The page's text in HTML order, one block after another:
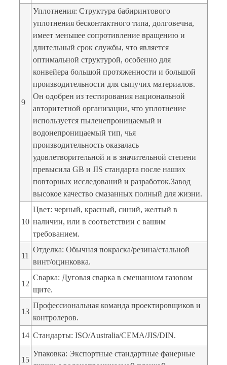
9
Уплотнения: Структура бабиринтового
уплотнения бесконтактного типа, долговечна,
имеет меньшее сопротивление вращению и
длительный срок службы, что является
оптимальной структурой, особенно для
конвейера большой протяженности и большой
производительности для сыпучих материалов.
Он одобрен из тестирования национальной
авторитетной организации, что уплотнение
используется пыленепроницаемый и
водонепроницаемый тип, чья
производительность оказалась
удовлетворительной и в значительной степени
превысила GB и JIS стандарта после наших
повторных исследований и разработок.Завод
высокое качество смазанных полный для жизни.
10
Цвет: черный, красный, синий, желтый в
наличии, или в соответствии с вашим
требованием.
11
Отделка: Обычная покраска/резина/стальной
винт/оцинковка.
12
Сварка: Дуговая сварка в смешанном газовом
щите.
13
Профессиональная команда проектировщиков и
контролеров.
14 Стандарты: ISO/Australia/CEMA/JIS/DIN.
15
Упаковка: Экспортные стандартные фанерные